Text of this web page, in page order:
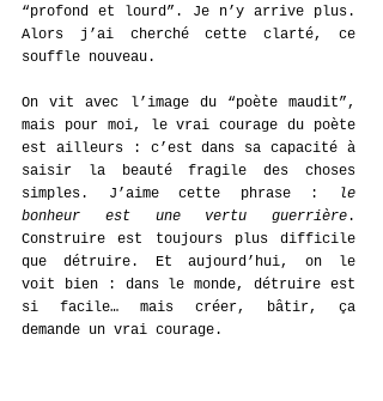
“profond et lourd”. Je n’y arrive plus.
Alors j’ai cherché cette clarté, ce
souffle nouveau.
On vit avec l’image du “poète maudit”,
mais pour moi, le vrai courage du poète
est ailleurs : c’est dans sa capacité à
saisir la beauté fragile des choses
simples. J’aime cette phrase :
le
bonheur est une vertu guerrière.
Construire est toujours plus difficile
que détruire. Et aujourd’hui, on le
voit bien : dans le monde, détruire est
si facile… mais créer, bâtir, ça
demande un vrai courage.